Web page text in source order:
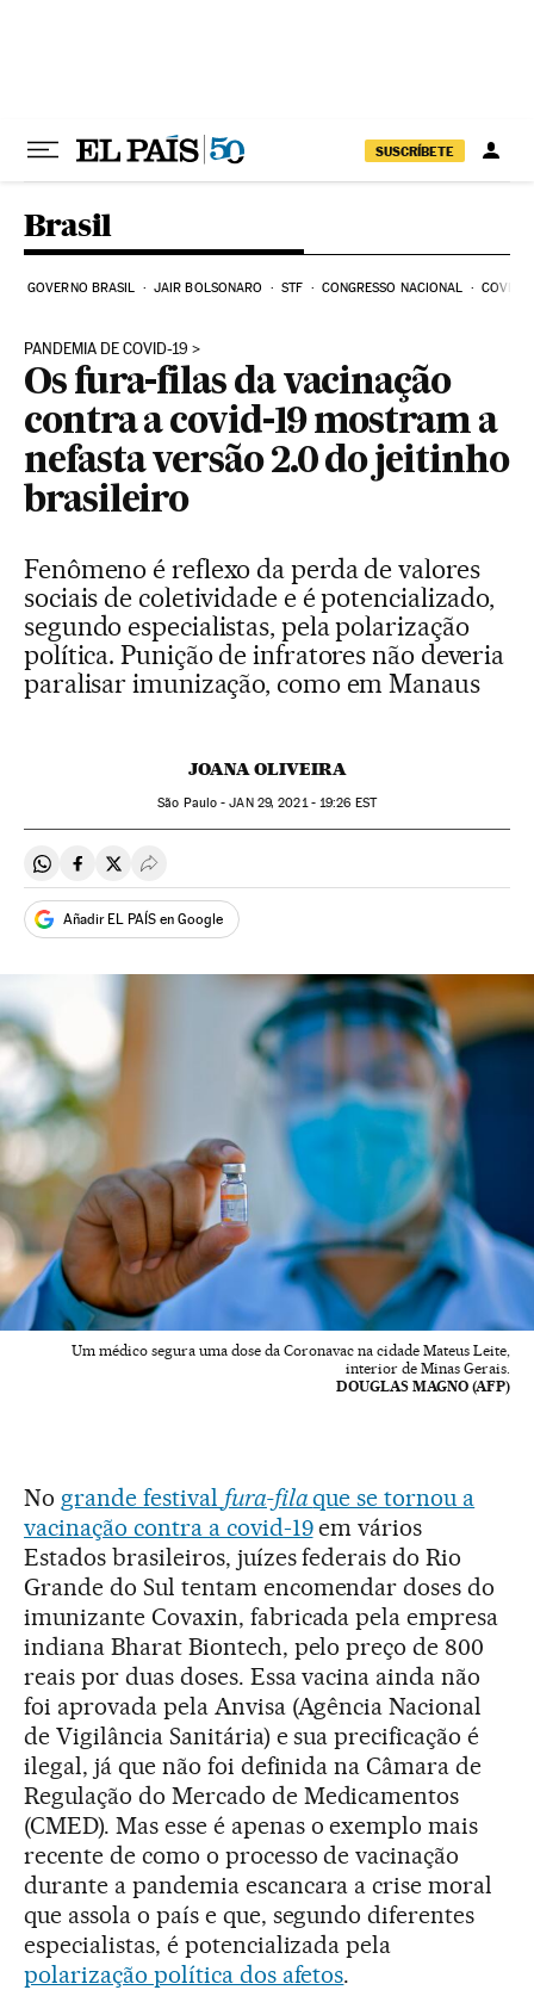
SUSCRÍBETE
Brasil
GOVERNO BRASIL JAIR BOLSONARO STF CONGRESSO NACIONAL COVID-
PANDEMIA DE COVID-19
Os fura-filas da vacinação
contra a covid-19 mostram a
nefasta versão 2.0 do jeitinho
brasileiro
Fenômeno é reflexo da perda de valores
sociais de coletividade e é potencializado,
segundo especialistas, pela polarização
política. Punição de infratores não deveria
paralisar imunização, como em Manaus
JOANA OLIVEIRA
São Paulo -JAN29, 2021 - 19:26 EST
Compartir en Whatsapp
Compartir en Facebook
Compartir en Twitter
Desplegar Redes Sociales
Añadir EL PAÍS en Google
Um médico segura uma dose da Coronavac na cidade Mateus Leite,
interior de Minas Gerais.
DOUGLAS MAGNO (AFP)
No grande festival fura-filaque se tornou a
vacinação contra a covid-19em vários
Estados brasileiros, juízes federais do Rio
Grande do Sul tentam encomendar doses do
imunizante Covaxin, fabricada pela empresa
indiana Bharat Biontech, pelo preço de 800
reais por duas doses. Essa vacina ainda não
foi aprovada pela Anvisa (Agência Nacional
de Vigilância Sanitária) e sua precificação é
ilegal, já que não foi definida na Câmara de
Regulação do Mercado de Medicamentos
(CMED). Mas esse é apenas o exemplo mais
recente de como o processo de vacinação
durante a pandemia escancara a crise moral
que assola o país e que, segundo diferentes
especialistas, é potencializada pela
polarização política dos afetos.